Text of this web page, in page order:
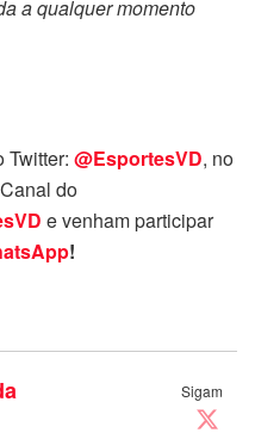
a qualquer momento
Twitter: @EsportesVD, no
do
e venham participar
!
Sigam